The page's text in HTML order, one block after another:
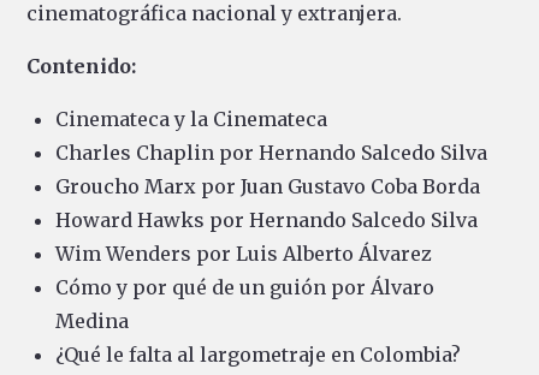
cinematográfica nacional y extranjera.
Contenido:
Cinemateca y la Cinemateca
Charles Chaplin por Hernando Salcedo Silva
Groucho Marx por Juan Gustavo Coba Borda
Howard Hawks por Hernando Salcedo Silva
Wim Wenders por Luis Alberto Álvarez
Cómo y por qué de un guión por Álvaro
Medina
¿Qué le falta al largometraje en Colombia?